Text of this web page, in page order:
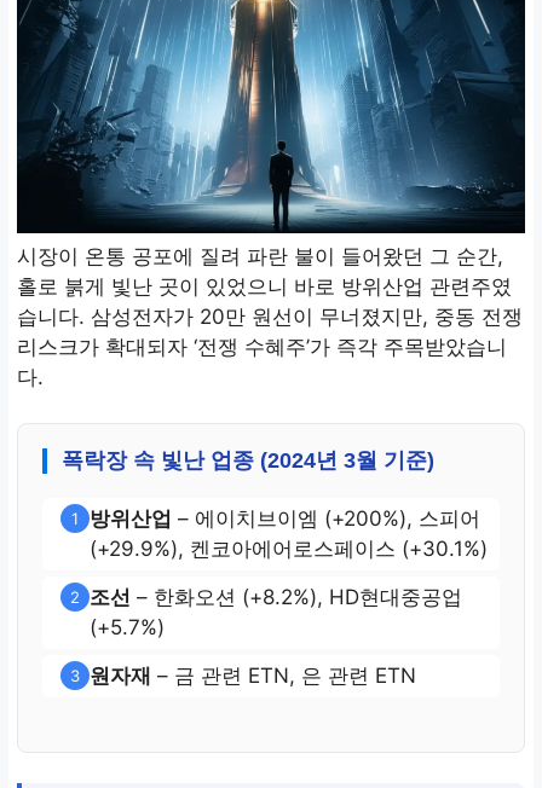
시장이 온통 공포에 질려 파란 불이 들어왔던 그 순간,
홀로 붉게 빛난 곳이 있었으니 바로 방위산업 관련주였
습니다. 삼성전자가 20만 원선이 무너졌지만, 중동 전쟁
리스크가 확대되자 ‘전쟁 수혜주’가 즉각 주목받았습니
다.
폭락장 속 빛난 업종 (2024년 3월 기준)
1 방위산업 – 에이치브이엠 (+200%), 스피어
(+29.9%), 켄코아에어로스페이스 (+30.1%)
2 조선 – 한화오션 (+8.2%), HD현대중공업
(+5.7%)
3 원자재 – 금 관련 ETN, 은 관련 ETN